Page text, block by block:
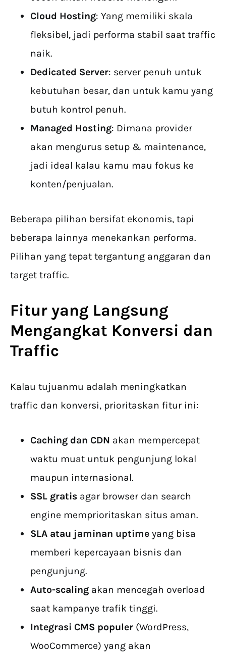
Cloud Hosting: Yang memiliki skala
fleksibel, jadi performa stabil saat traffic
naik.
Dedicated Server: server penuh untuk
kebutuhan besar, dan untuk kamu yang
butuh kontrol penuh.
Managed Hosting: Dimana provider
akan mengurus setup & maintenance,
jadi ideal kalau kamu mau fokus ke
konten/penjualan.
Beberapa pilihan bersifat ekonomis, tapi
beberapa lainnya menekankan performa.
Pilihan yang tepat tergantung anggaran dan
target traffic.
Fitur yang Langsung
Mengangkat Konversi dan
Traffic
Kalau tujuanmu adalah meningkatkan
traffic dan konversi, prioritaskan fitur ini:
Caching dan CDN akan mempercepat
waktu muat untuk pengunjung lokal
maupun internasional.
SSL gratis agar browser dan search
engine memprioritaskan situs aman.
SLA atau jaminan uptime yang bisa
memberi kepercayaan bisnis dan
pengunjung.
Auto-scaling akan mencegah overload
saat kampanye trafik tinggi.
Integrasi CMS populer (WordPress,
WooCommerce) yang akan